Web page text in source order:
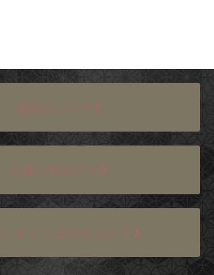
送料について
お買い物ガイド
キャンセルについて